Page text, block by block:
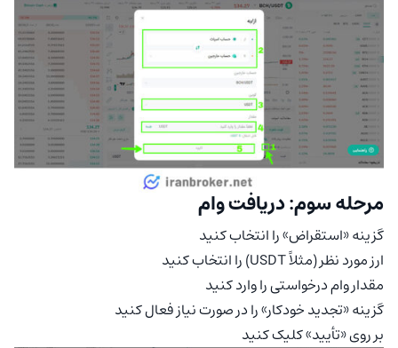
مرحله سوم: دریافت وام
گزینه «استقراض» را انتخاب کنید
ارز مورد نظر (مثلاً USDT) را انتخاب کنید
مقدار وام درخواستی را وارد کنید
گزینه «تجدید خودکار» را در صورت نیاز فعال کنید
بر روی «تأیید» کلیک کنید